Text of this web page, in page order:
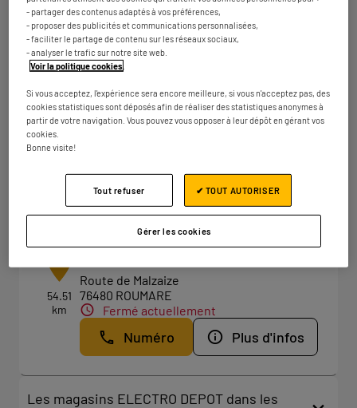
Fermé actuellement
Numéro Plus d'infos
2
50.61
ELECTRO DEPOT CAEN
Centre Commercial Val Saint Clair
Numéro Plus d'infos
54.51
km
Route de Malzaize
76480 ROUMARE
Fermé actuellement
Numéro Plus d'infos
Les magasins ELECTRO DEPOT dans les
- partager des contenus adaptés à vos préférences,
- proposer des publicités et communications personnalisées,
- faciliter le partage de contenu sur les réseaux sociaux,
- analyser le trafic sur notre site web.
Voir la politique cookies
Si vous acceptez, l'expérience sera encore meilleure, si vous n'acceptez pas, des
cookies statistiques sont déposés afin de réaliser des statistiques anonymes à
partir de votre navigation. Vous pouvez vous opposer à leur dépôt en gérant vos
cookies.
Bonne visite!
Gérer les cookies
Tout refuser ✔ TOUT AUTORISER